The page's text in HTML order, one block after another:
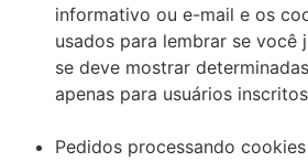
informativo ou e-mail e os
usados ​​para lembrar se você
se deve mostrar
apenas para usuários
Pedidos processando